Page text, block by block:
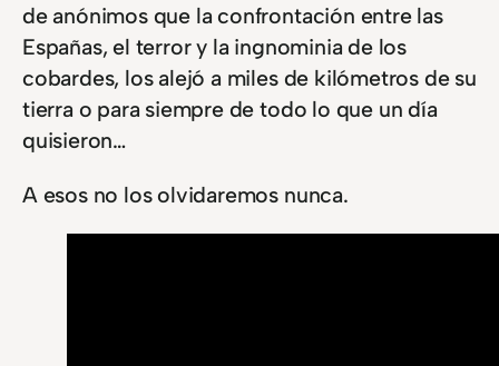
de anónimos que la confrontación entre las
Españas, el terror y la ingnominia de los
cobardes, los alejó a miles de kilómetros de su
tierra o para siempre de todo lo que un día
quisieron…
A esos no los olvidaremos nunca.